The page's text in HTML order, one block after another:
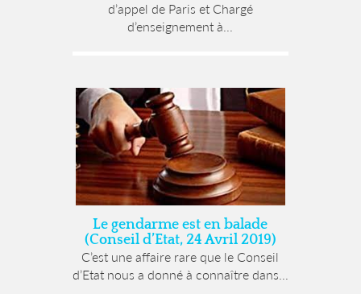
d’appel de Paris et Chargé
d’enseignement à...
Le gendarme est en balade
(Conseil d’Etat, 24 Avril 2019)
C’est une affaire rare que le Conseil
d’Etat nous a donné à connaître dans...